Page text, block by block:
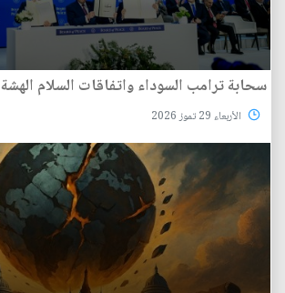
سحابة ترامب السوداء واتفاقات السلام الهشة
الأربعاء 29 تموز 2026